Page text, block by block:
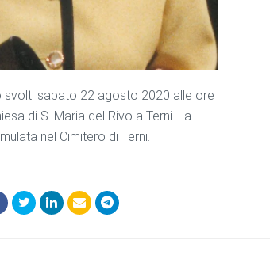
svolti sabato 22 agosto 2020 alle ore
di S. Maria del Rivo a Terni. La
nel Cimitero di Terni.